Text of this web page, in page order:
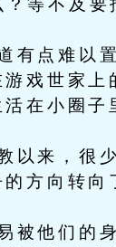
等不及要
点难以置
戏世家
在小圈子
来，很少
方向转向
他们的身